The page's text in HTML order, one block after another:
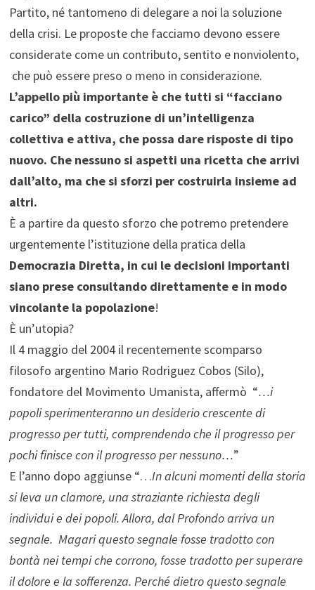
Partito, né tantomeno di delegare a noi la soluzione
della crisi. Le proposte che facciamo devono essere
considerate come un contributo, sentito e nonviolento,
che può essere preso o meno in considerazione.
L’appello più importante è che tutti si “facciano
carico” della costruzione di un’intelligenza
collettiva e attiva, che possa dare risposte di tipo
nuovo. Che nessuno si aspetti una ricetta che arrivi
dall’alto, ma che si sforzi per costruirla insieme ad
altri.
È a partire da questo sforzo che potremo pretendere
urgentemente l’istituzione della pratica della
Democrazia Diretta, in cui le decisioni importanti
siano prese consultando direttamente e in modo
vincolante la popolazione!
È un’utopia?
Il 4 maggio del 2004 il recentemente scomparso
filosofo argentino Mario Rodriguez Cobos (Silo),
fondatore del Movimento Umanista, affermò “…i
popoli sperimenteranno un desiderio crescente di
progresso per tutti, comprendendo che il progresso per
pochi finisce con il progresso per nessuno…”
E l’anno dopo aggiunse “…In alcuni momenti della storia
si leva un clamore, una straziante richiesta degli
individui e dei popoli. Allora, dal Profondo arriva un
segnale. Magari questo segnale fosse tradotto con
bontà nei tempi che corrono, fosse tradotto per superare
il dolore e la sofferenza. Perché dietro questo segnale